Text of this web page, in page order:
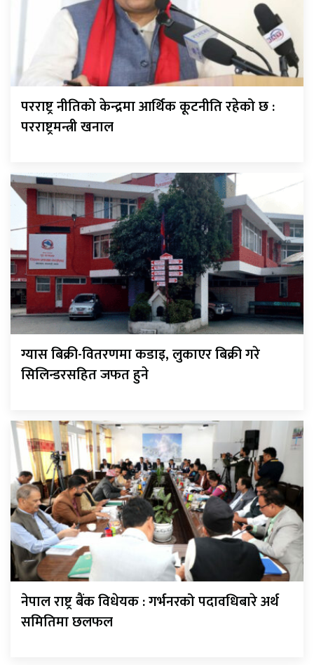
परराष्ट्र नीतिको केन्द्रमा आर्थिक कूटनीति रहेको छ :
परराष्ट्रमन्त्री खनाल
ग्यास बिक्री-वितरणमा कडाइ, लुकाएर बिक्री गरे
सिलिन्डरसहित जफत हुने
नेपाल राष्ट्र बैंक विधेयक : गर्भनरको पदावधिबारे अर्थ
समितिमा छलफल